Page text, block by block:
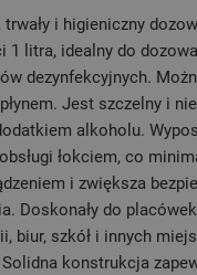
trwały i higieniczny
1 litra, idealny do
dezynfekcyjnych.
Jest szczelny i
alkoholu.
łokciem, co
i zwiększa
Doskonały do
biur, szkół i innych
konstrukcja